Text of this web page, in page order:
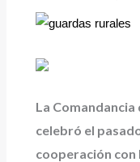
La Comandancia
celebró el
cooperación con